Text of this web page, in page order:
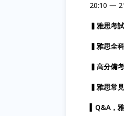
20:10 —
▍雅思考
▍雅思全
▍高分備
▍雅思常
▍Q&A，